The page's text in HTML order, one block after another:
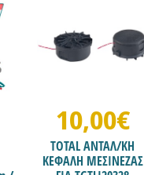
10,00€
TOTAL ΑΝΤΑΛ/ΚΗ
ΚΕΦΑΛΗ ΜΕΣΙΝΕΖΑΣ